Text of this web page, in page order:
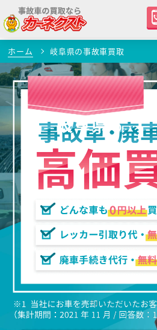
ホーム 岐阜県の事故車買取
岐阜県 の